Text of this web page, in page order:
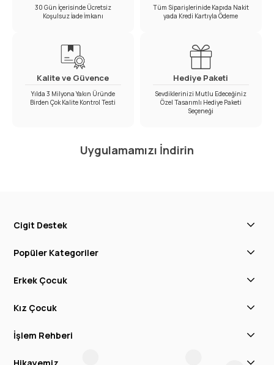
30 Gün İçerisinde Ücretsiz
Koşulsuz İade İmkanı
Tüm Siparişlerinide Kapıda Nakit
yada Kredi Kartıyla Ödeme
Kalite ve Güvence
Yılda 3 Milyona Yakın Üründe
Birden Çok Kalite Kontrol Testi
Hediye Paketi
Sevdiklerinizi Mutlu Edeceğiniz
Özel Tasarımlı Hediye Paketi
Seçeneği
Uygulamamızı İndirin
Cigit Destek
Popüler Kategoriler
Erkek Çocuk
Kız Çocuk
İşlem Rehberi